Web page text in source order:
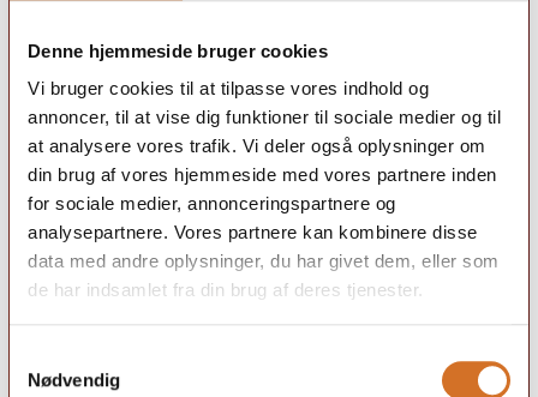
Denne hjemmeside bruger cookies
Vi bruger cookies til at tilpasse vores indhold og
annoncer, til at vise dig funktioner til sociale medier og til
at analysere vores trafik. Vi deler også oplysninger om
din brug af vores hjemmeside med vores partnere inden
for sociale medier, annonceringspartnere og
analysepartnere. Vores partnere kan kombinere disse
data med andre oplysninger, du har givet dem, eller som
de har indsamlet fra din brug af deres tjenester.
Nødvendig